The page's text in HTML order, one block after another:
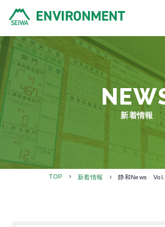
新着情報
TOP 新着情報 静和News